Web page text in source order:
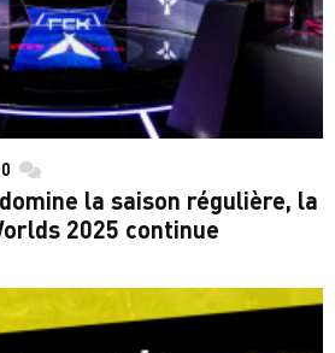
0 commentaires
domine la saison régulière, la
2025 continue